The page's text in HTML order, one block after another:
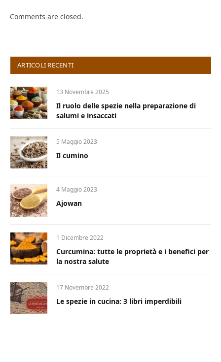
Comments are closed.
ARTICOLI RECENTI
13 Novembre 2025
Il ruolo delle spezie nella preparazione di
salumi e insaccati
5 Maggio 2023
Il cumino
4 Maggio 2023
Ajowan
1 Dicembre 2022
Curcumina: tutte le proprietà e i benefici per
la nostra salute
17 Novembre 2022
Le spezie in cucina: 3 libri imperdibili